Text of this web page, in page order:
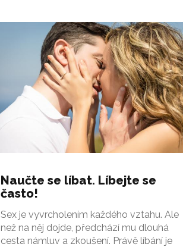
Naučte se líbat. Líbejte se
často!
Sex je vyvrcholením každého vztahu. Ale
než na něj dojde, předchází mu dlouhá
cesta námluv a zkoušení. Právě líbání je